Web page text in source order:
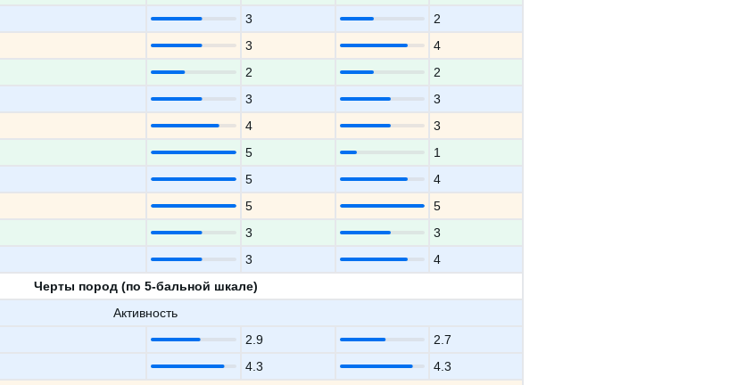
3
2
3
4
2
2
3
3
4
3
5
1
5
4
5
5
3
3
3
4
Черты пород (по 5-бальной шкале)
Активность
2.9
2.7
4.3
4.3